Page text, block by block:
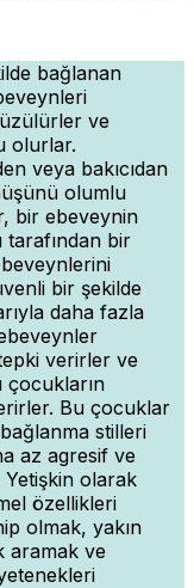
bağlanan
ve
olurlar.
veya bakıcıdan
olumlu
bir ebeveynin
tarafından bir
bir şekilde
daha fazla
verirler ve
çocukların
Bu çocuklar
stilleri
az agresif ve
Yetişkin olarak
özellikleri
olmak, yakın
aramak ve